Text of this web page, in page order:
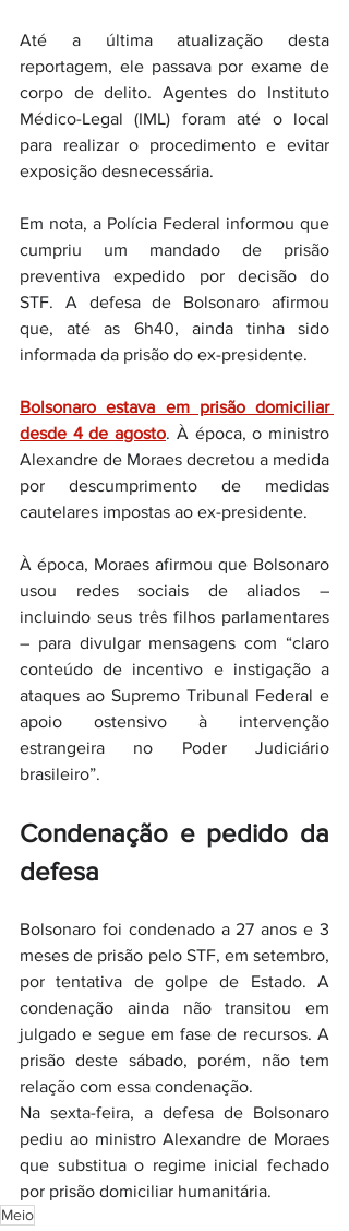
Até a última atualização desta
reportagem, ele passava por exame de
corpo de delito. Agentes do Instituto
Médico-Legal (IML) foram até o local
para realizar o procedimento e evitar
exposição desnecessária.
Em nota, a Polícia Federal informou que
cumpriu um mandado de prisão
preventiva expedido por decisão do
STF. A defesa de Bolsonaro afirmou
que, até as 6h40, ainda tinha sido
informada da prisão do ex-presidente.
Bolsonaro estava em prisão domiciliar
desde 4 de agosto. À época, o ministro
Alexandre de Moraes decretou a medida
por descumprimento de medidas
cautelares impostas ao ex-presidente.
À época, Moraes afirmou que Bolsonaro
usou redes sociais de aliados –
incluindo seus três filhos parlamentares
– para divulgar mensagens com “claro
conteúdo de incentivo e instigação a
ataques ao Supremo Tribunal Federal e
apoio ostensivo à intervenção
estrangeira no Poder Judiciário
brasileiro”.
Condenação e pedido da
defesa
Bolsonaro foi condenado a 27 anos e 3
meses de prisão pelo STF, em setembro,
por tentativa de golpe de Estado. A
condenação ainda não transitou em
julgado e segue em fase de recursos. A
prisão deste sábado, porém, não tem
relação com essa condenação.
Na sexta-feira, a defesa de Bolsonaro
pediu ao ministro Alexandre de Moraes
que substitua o regime inicial fechado
por prisão domiciliar humanitária.
Meio